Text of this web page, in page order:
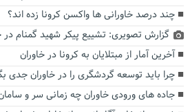
چند درصد خاورانی ها واکسن کرونا زده اند؟
گزارش تصویری: تشییع پیکر شهید گمنام در
آخرین آمار از مبتلایان به کرونا در خاوران
چرا باید توسعه گردشگری را در خاوران جدی
جاده های ورودی خاوران چه زمانی سر و